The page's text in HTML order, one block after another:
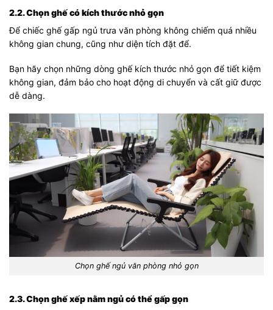
2.2. Chọn ghế có kích thước nhỏ gọn
Để chiếc ghế gấp ngủ trưa văn phòng không chiếm quá nhiều
không gian chung, cũng như diện tích đặt để.
Bạn hãy chọn những dòng ghế kích thước nhỏ gọn để tiết kiệm
không gian, đảm bảo cho hoạt động di chuyển và cất giữ được
dễ dàng.
Chọn ghế ngủ văn phòng nhỏ gọn
2.3. Chọn ghế xếp nằm ngủ có thể gấp gọn